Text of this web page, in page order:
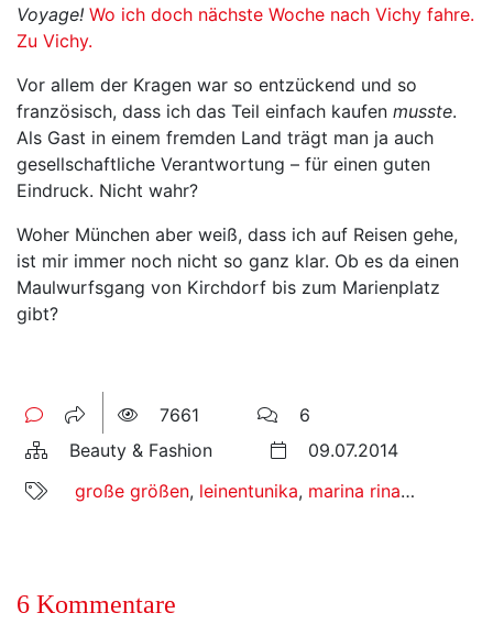
Voyage! Wo ich doch nächste Woche nach Vichy fahre.
Zu Vichy.
Vor allem der Kragen war so entzückend und so
französisch, dass ich das Teil einfach kaufen musste.
Als Gast in einem fremden Land trägt man ja auch
gesellschaftliche Verantwortung – für einen guten
Eindruck. Nicht wahr?
Woher München aber weiß, dass ich auf Reisen gehe,
ist mir immer noch nicht so ganz klar. Ob es da einen
Maulwurfsgang von Kirchdorf bis zum Marienplatz
gibt?
7661
6
Beauty & Fashion
09.07.2014
große größen, leinentunika, marina rinaldi
6 Kommentare